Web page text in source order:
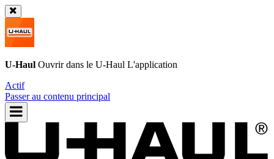
U-Haul Ouvrir dans le U-Haul L'application
Actif
Passer au contenu principal